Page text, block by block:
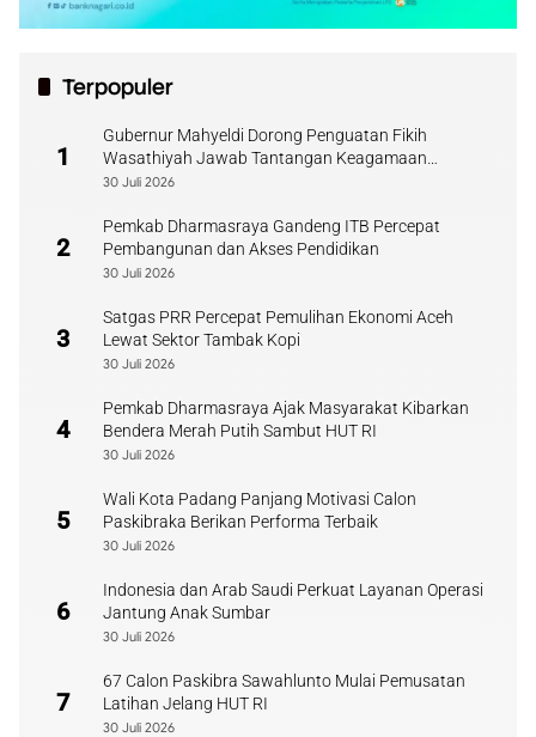
Terpopuler
1
Gubernur Mahyeldi Dorong Penguatan Fikih
Wasathiyah Jawab Tantangan Keagamaan
Kontemporer
30 Juli 2026
2
Pemkab Dharmasraya Gandeng ITB Percepat
Pembangunan dan Akses Pendidikan
30 Juli 2026
3
Satgas PRR Percepat Pemulihan Ekonomi Aceh
Lewat Sektor Tambak Kopi
30 Juli 2026
4
Pemkab Dharmasraya Ajak Masyarakat Kibarkan
Bendera Merah Putih Sambut HUT RI
30 Juli 2026
5
Wali Kota Padang Panjang Motivasi Calon
Paskibraka Berikan Performa Terbaik
30 Juli 2026
6
Indonesia dan Arab Saudi Perkuat Layanan Operasi
Jantung Anak Sumbar
30 Juli 2026
7
67 Calon Paskibra Sawahlunto Mulai Pemusatan
Latihan Jelang HUT RI
30 Juli 2026